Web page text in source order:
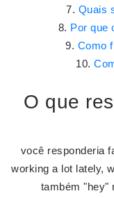
Quais
Por que
Como
O que
você responderia
working a lot lately,
também "hey"